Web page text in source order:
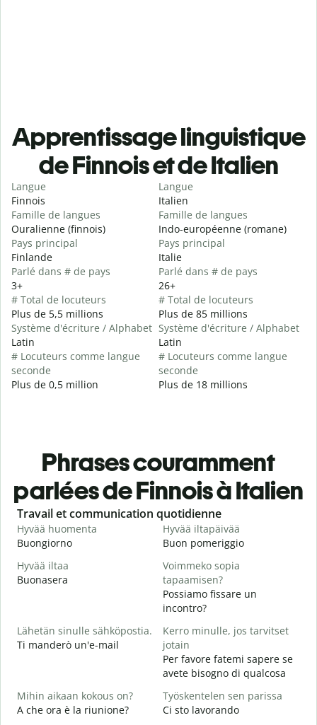
Apprentissage linguistique
de Finnois et de Italien
Langue
Finnois
Famille de langues
Ouralienne (finnois)
Pays principal
Finlande
Parlé dans # de pays
3+
# Total de locuteurs
Plus de 5,5 millions
Système d'écriture / Alphabet
Latin
# Locuteurs comme langue
seconde
Plus de 0,5 million
Langue
Italien
Famille de langues
Indo-européenne (romane)
Pays principal
Italie
Parlé dans # de pays
26+
# Total de locuteurs
Plus de 85 millions
Système d'écriture / Alphabet
Latin
# Locuteurs comme langue
seconde
Plus de 18 millions
Phrases couramment
parlées de Finnois à Italien
Slide 1 of 6
Travail et communication quotidienne
Hyvää huomenta
Buongiorno
Hyvää iltapäivää
Buon pomeriggio
Hyvää iltaa
Buonasera
Voimmeko sopia
tapaamisen?
Possiamo fissare un
incontro?
Lähetän sinulle sähköpostia.
Ti manderò un'e-mail
Kerro minulle, jos tarvitset
jotain
Per favore fatemi sapere se
avete bisogno di qualcosa
Mihin aikaan kokous on?
A che ora è la riunione?
Työskentelen sen parissa
Ci sto lavorando